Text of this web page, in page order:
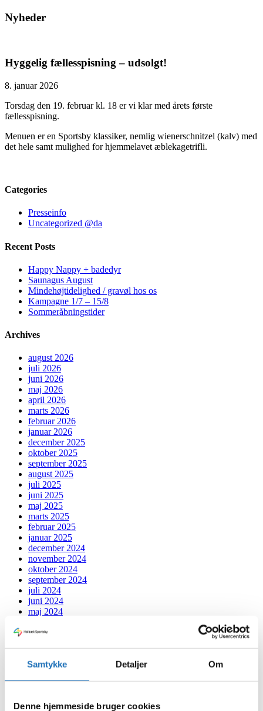
Samtykke Detaljer Om
Denne hjemmeside bruger cookies
Nyheder
Hyggelig fællesspisning – udsolgt!
8. januar 2026
Torsdag den 19. februar kl. 18 er vi klar med årets første
fællesspisning.
Menuen er en Sportsby klassiker, nemlig wienerschnitzel (kalv) med
det hele samt mulighed for hjemmelavet æblekagetrifli.
Categories
Presseinfo
Uncategorized @da
Recent Posts
Happy Nappy + badedyr
Saunagus August
Mindehøjtidelighed / gravøl hos os
Kampagne 1/7 – 15/8
Sommeråbningstider
Archives
august 2026
juli 2026
juni 2026
maj 2026
april 2026
marts 2026
februar 2026
januar 2026
december 2025
oktober 2025
september 2025
august 2025
juli 2025
juni 2025
maj 2025
marts 2025
februar 2025
januar 2025
december 2024
november 2024
oktober 2024
september 2024
juli 2024
juni 2024
maj 2024
marts 2024
december 2023
august 2023